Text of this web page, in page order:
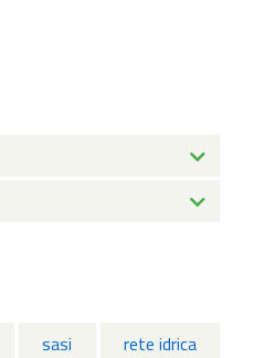
sasi
rete idrica